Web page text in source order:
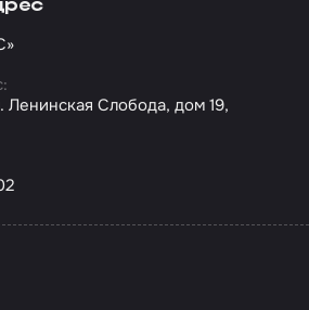
Ленинская Слобода, дом 19,